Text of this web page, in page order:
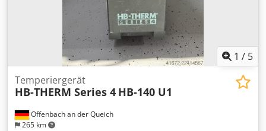
1 / 5
Offenbach an der Queich
265 km
Temperiergerät
HB-THERM Series 4 HB-140 U1